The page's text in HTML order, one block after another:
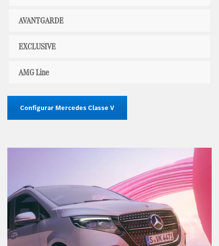
AVANTGARDE
EXCLUSIVE
AMG Line
Configurar Mercedes Classe V